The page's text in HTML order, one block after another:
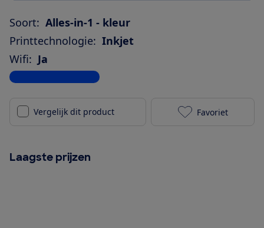
Soort: Alles-in-1 - kleur
Printtechnologie: Inkjet
Wifi: Ja
Bekijk alle specificaties
Vergelijk dit product Epson
Favoriet
Laagste prijzen